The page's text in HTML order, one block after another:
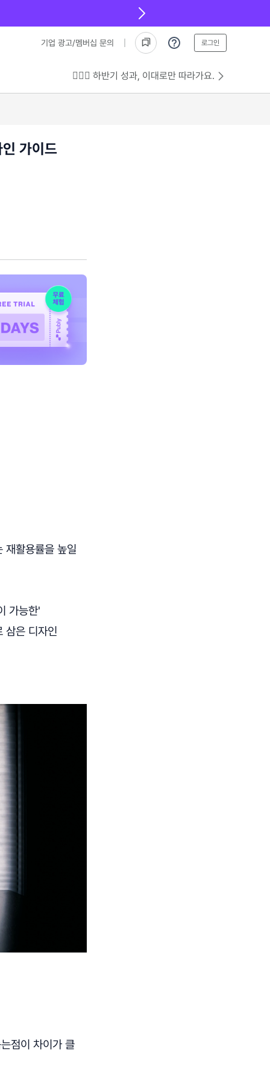
기업 광고/멤버십 문의 로그인
💁🏻‍♂️ 하반기 성과, 이대로만 따라가요.
가이드
재활용률을 높일
가능한'
삼은 디자인
점이 차이가 클